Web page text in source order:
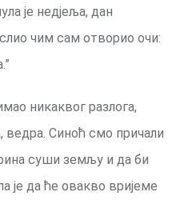
је недјеља, дан
чим сам отворио очи:
никаквог разлога,
ведра. Синоћ смо причали
суши земљу и да би
је да ће овакво вријеме